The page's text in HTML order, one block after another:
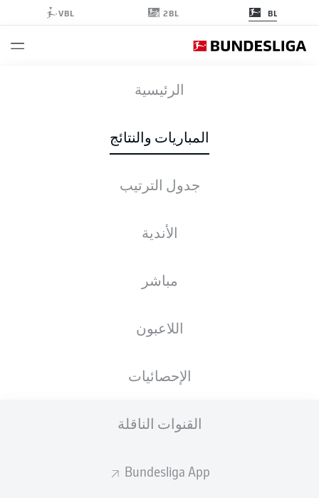
BL
2BL
VBL
الرئيسية
المباريات والنتائج
جدول الترتيب
الأندية
مباشر
اللاعبون
الإحصائيات
القنوات الناقلة
Bundesliga App
الأخبار التشكيلات الإحصائيات
انطلاق المباراة.